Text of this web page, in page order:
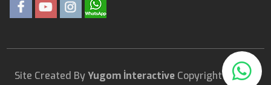
Site Created ByYugom İnteractive Copyright 2017 ©